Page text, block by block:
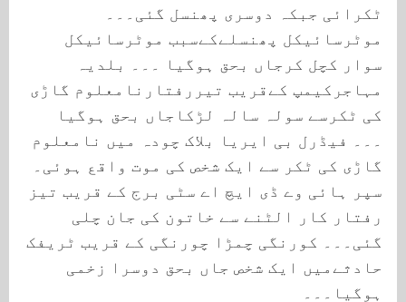
ٹکرائی جبکہ دوسری پھنسل گئی۔۔۔
موٹرسائیکل پھنسلےکےسبب موٹرسائیکل
سوار کچل کرجاں بحق ہوگیا ۔۔۔ بلدیہ
مہاجرکیمپ کےقریب تیررفتارنامعلوم گاڑی
کی ٹکرسے سولہ سالہ لڑکاجاں بحق ہوگیا
۔۔۔ فیڈرل بی ایریا بلاک چودہ میں نامعلوم
گاڑی کی ٹکر سے ایک شخص کی موت واقع ہوئی۔
سپر ہائی وے ڈی ایچ اے سٹی برج کے قریب تیز
رفتار کار الٹنے سے خاتون کی جان چلی
گئی۔۔۔ کورنگی چمڑا چورنگی کے قریب ٹریفک
حادثےمیں ایک شخص جاں بحق دوسرا زخمی
ہوگیا۔۔۔